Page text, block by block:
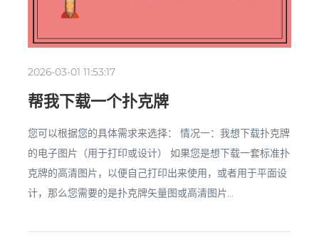
2026-03-01 11:53:17
帮我下载一个扑克牌
您可以根据您的具体需求来选择： 情况一：我想下载扑克牌
的电子图片（用于打印或设计） 如果您是想下载一套标准扑
克牌的高清图片，以便自己打印出来使用，或者用于平面设
计，那么您需要的是扑克牌矢量图或高清图片...